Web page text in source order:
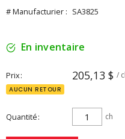
# Manufacturier : SA3825
En inventaire
Prix 205,13 $ /
AUCUN RETOUR
Quantité ch